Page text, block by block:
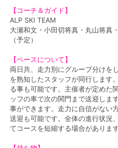
【コーチ＆ガイド】
ALP SKI TEAM
大瀬和文・小田切将真・丸山将真
（予定）
【ペースについて】
両日共、走力別にグループ分けを
を熟知したスタッフが同行します
る事も可能です。主催者が定めた
ッフの車で次の関門まで送迎しま
事ができます。走力に自信がない
送迎も可能です。全体の進行状況
てコースを短縮する場合があります